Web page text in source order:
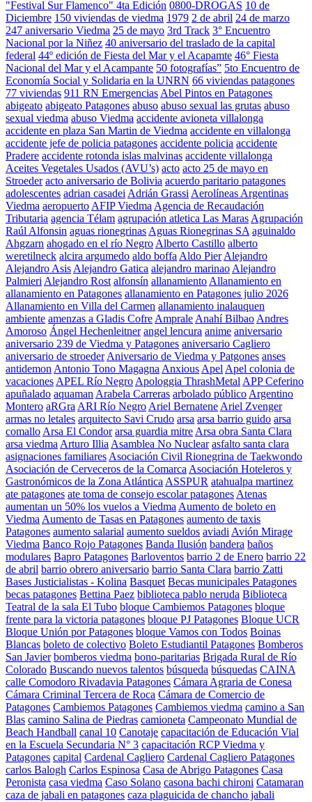
"Festival Sur Flamenco" 4ta Edición 0800-DROGAS 10 de
Diciembre 150 viviendas de viedma 1979 2 de abril 24 de marzo
247 aniversario Viedma 25 de mayo 3rd Track 3° Encuentro
Nacional por la Niñez 40 aniversario del traslado de la capital
federal 44º edición de Fiesta del Mar y el Acapamte 46° Fiesta
Nacional del Mar y el Acampante 50 fotografías” 5to Encuentro de
Economía Social y Solidaria en la UNRN 66 viviendas patagones
77 viviendas 911 RN Emergencias Abel Pintos en Patagones
abigeato abigeato Patagones abuso abuso sexual las grutas abuso
sexual viedma abuso Viedma accidente avioneta villalonga
accidente en plaza San Martin de Viedma accidente en villalonga
accidente jefe de policia patagones accidente policia accidente
Pradere accidente rotonda islas malvinas accidente villalonga
Aceites Vegetales Usados (AVU’s) acto acto 25 de mayo en
Stroeder acto aniversario de Bolivia acuerdo paritario patagones
adolescentes adrian casadei Adrián Grassi Aerolíneas Argentinas
Viedma aeropuerto AFIP Viedma Agencia de Recaudación
Tributaria agencia Télam agrupación atletica Las Maras Agrupación
Raúl Alfonsin aguas rionegrinas Aguas Rionegrinas SA aguinaldo
Ahgzarn ahogado en el río Negro Alberto Castillo alberto
weretilneck alcira argumedo aldo boffa Aldo Pier Alejandro
Alejandro Asis Alejandro Gatica alejandro marinao Alejandro
Palmieri Alejandro Rost alfonsín allanamiento Allanamiento en
allanamiento en Patagones allanamiento en Patagones julio 2026
Allanamiento en Villa del Carmen allanamiento inalauquen
ambiente amenzas a Gladis Cofre Amprale Anahí Bilbao Andres
Amoroso Ángel Hechenleitner angel lencura anime aniversario
aniversario 239 de Viedma y Patagones aniversario Cagliero
aniversario de stroeder Aniversario de Viedma y Patgones anses
antidemon Antonio Tono Magagna Anxious Apel Apel colonia de
vacaciones APEL Río Negro Apologgia ThrashMetal APP Ceferino
apuñalado aquaman Arabela Carreras arbolado público Argentino
Montero aRGra ARI Río Negro Ariel Bernatene Ariel Zvenger
armas no letales arquitecto Savi Crudo arsa arsa barrio guido arsa
comallo Arsa El Condor arsa guardia mitre Arsa obra Santa Clara
arsa viedma Arturo Illia Asamblea No Nuclear asfalto santa clara
asignaciones familiares Asociación Civil Rionegrina de Taekwondo
Asociación de Cerveceros de la Comarca Asociación Hoteleros y
Gastronómicos de la Zona Atlántica ASSPUR atahualpa martinez
ate patagones ate toma de consejo escolar patagones Atenas
aumentan un 50% los vuelos a Viedma Aumento de boleto en
Viedma Aumento de Tasas en Patagones aumento de taxis
Patagones aumento salarial aumento sueldos aviadi Avión Mirage
Viedma Banco Rojo Patagones Banda Ilusión bandera baños
modulares Bapro Patagones Barloventos barrio 2 de Enero barrio 22
de abril barrio obrero aniversario barrio Santa Clara barrio Zatti
Bases Justicialistas - Kolina Basquet Becas municipales Patagones
becas patagones Bettina Paez biblioteca pablo neruda Biblioteca
Teatral de la sala El Tubo bloque Cambiemos Patagones bloque
frente para la victoria patagones bloque PJ Patagones Bloque UCR
Bloque Unión por Patagones bloque Vamos con Todos Boinas
Blancas boleto de colectivo Boleto Estudiantil Patagones Bomberos
San Javier bomberos viedma bono-paritarias Brigada Rural de Río
Colorado Buscando nuevos talentos búsqueda búsquedas CAINA
calle Comodoro Rivadavia Patagones Cámara Agraria de Conesa
Cámara Criminal Tercera de Roca Cámara de Comercio de
Patagones Cambiemos Patagones Cambiemos viedma camino a San
Blas camino Salina de Piedras camioneta Campeonato Mundial de
Beach Handball canal 10 Canotaje capacitación de Educación Vial
en la Escuela Secundaria N° 3 capacitación RCP Viedma y
Patagones capital Cardenal Cagliero Cardenal Cagliero Patagones
carlos Balogh Carlos Espinosa Casa de Abrigo Patagones Casa
Peronista casa viedma Caso Solano casona bachi chironi Catamaran
caza de jabali en patagones caza plaguicida de chancho jabali